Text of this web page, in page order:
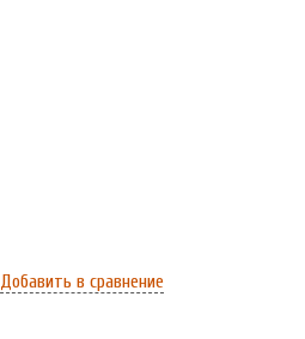
Добавить в сравнение